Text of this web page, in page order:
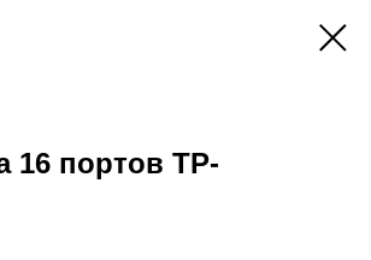
16 портов TP-